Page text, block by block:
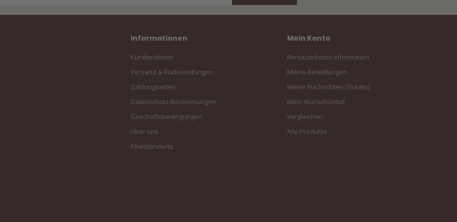
Informationen
Kundendienst
Versand & Rücksendungen
Zahlungsarten
Datenschutz-Bestimmungen
Geschäftsbedingungen
Über uns
Filialstandorte
Mein Konto
Benutzerkonto Information
Meine Bestellungen
Meine Nachrichten (Tickets)
Mein Wunschzettel
Vergleichen
Alle Produkte